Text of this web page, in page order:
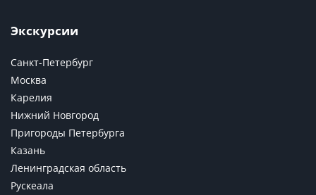
Экскурсии
Санкт-Петербург
Москва
Карелия
Нижний Новгород
Пригороды Петербурга
Казань
Ленинградская область
Рускеала